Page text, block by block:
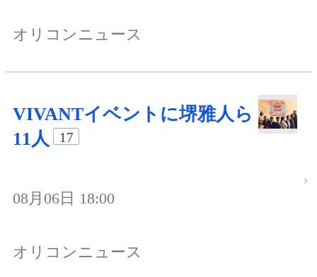
オリコンニュース
VIVANTイベントに堺雅人ら
11人
17
08月06日 18:00
オリコンニュース